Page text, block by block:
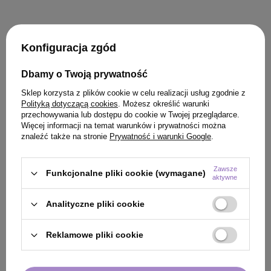
PRODUKT KUPILI TAKŻE
Konfiguracja zgód
Dbamy o Twoją prywatność
Sklep korzysta z plików cookie w celu realizacji usług zgodnie z
Polityką dotyczącą cookies. Możesz określić warunki
przechowywania lub dostępu do cookie w Twojej przeglądarce.
Więcej informacji na temat warunków i prywatności można
znaleźć także na stronie Prywatność i warunki Google.
Funkcjonalne pliki cookie (wymagane)
Zawsze
aktywne
Analityczne pliki cookie
Reklamowe pliki cookie